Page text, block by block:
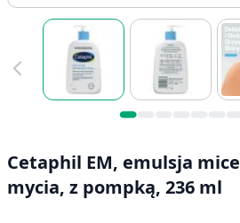
Cetaphil EM, emulsja
mycia, z pompką, 236 ml